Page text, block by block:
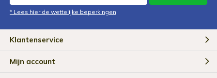
* Lees hier de wettelijke beperkingen
Klantenservice
Mijn account